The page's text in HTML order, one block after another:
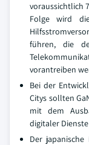
voraussichtlich
Folge wird
führen, die
vorantreiben
Bei der
Citys sollten
mit dem
digitaler
Der